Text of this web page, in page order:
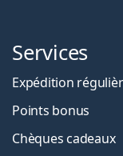
Services
Expédition
Points bonus
Chèques cadeaux